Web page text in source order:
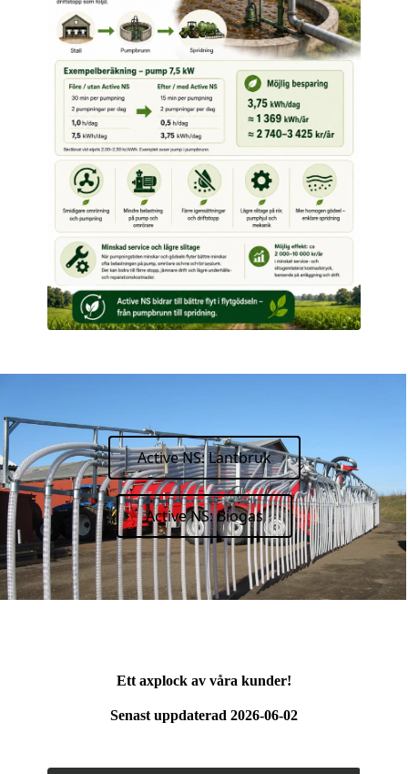
Active NS: Lantbruk
Active NS: Biogas
Ett axplock av våra kunder!
Senast uppdaterad 2026-06-02